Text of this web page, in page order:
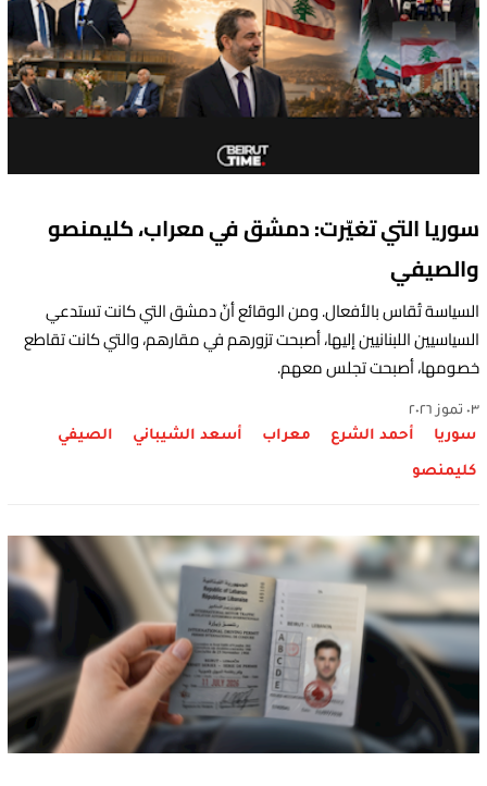
سوريا التي تغيّرت: دمشق في معراب، كليمنصو
والصيفي
السياسة تُقاس بالأفعال. ومن الوقائع أنّ دمشق التي كانت تستدعي
السياسيين اللبنانيين إليها، أصبحت تزورهم في مقارهم، والتي كانت تقاطع
خصومها، أصبحت تجلس معهم.
٠٣ تموز ٢٠٢٦
سوريا أحمد الشرع معراب أسعد الشيباني الصيفي
كليمنصو